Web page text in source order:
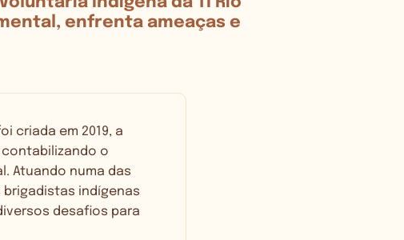
enfrenta ameaças e
criada em 2019, a
contabilizando o
Atuando numa das
brigadistas indígenas
desafios para